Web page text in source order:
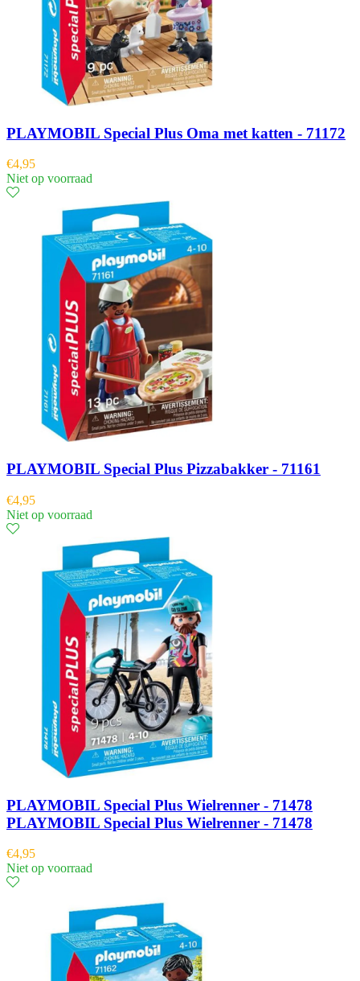
PLAYMOBIL Special Plus Oma met katten - 71172
€4,95
Niet op voorraad
PLAYMOBIL Special Plus Pizzabakker - 71161
€4,95
Niet op voorraad
PLAYMOBIL Special Plus Wielrenner - 71478
PLAYMOBIL Special Plus Wielrenner - 71478
€4,95
Niet op voorraad